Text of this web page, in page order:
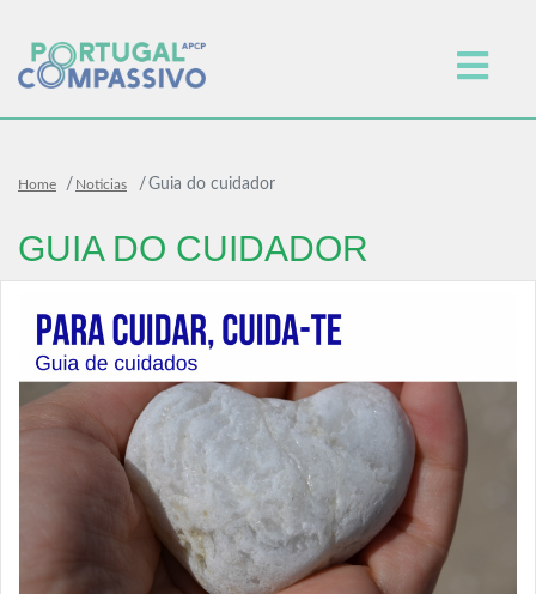
Home Noticias Guia do cuidador
GUIA DO CUIDADOR